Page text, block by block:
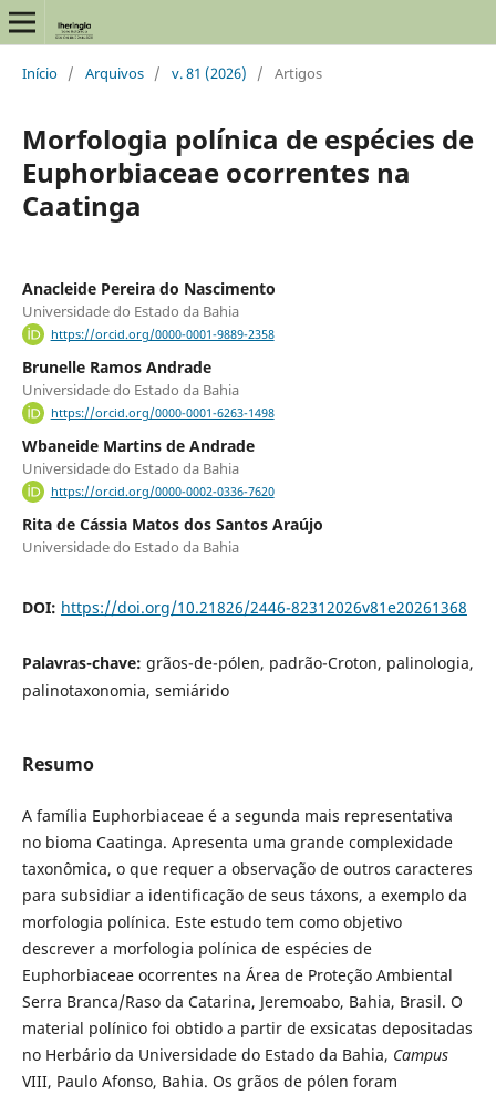
Início / Arquivos / v. 81 (2026) / Artigos
Morfologia polínica de espécies de
Euphorbiaceae ocorrentes na
Caatinga
Anacleide Pereira do Nascimento
Universidade do Estado da Bahia
https://orcid.org/0000-0001-9889-2358
Brunelle Ramos Andrade
Universidade do Estado da Bahia
https://orcid.org/0000-0001-6263-1498
Wbaneide Martins de Andrade
Universidade do Estado da Bahia
https://orcid.org/0000-0002-0336-7620
Rita de Cássia Matos dos Santos Araújo
Universidade do Estado da Bahia
DOI: https://doi.org/10.21826/2446-82312026v81e20261368
Palavras-chave: grãos-de-pólen, padrão-Croton, palinologia,
palinotaxonomia, semiárido
Resumo
A família Euphorbiaceae é a segunda mais representativa
no bioma Caatinga. Apresenta uma grande complexidade
taxonômica, o que requer a observação de outros caracteres
para subsidiar a identificação de seus táxons, a exemplo da
morfologia polínica. Este estudo tem como objetivo
descrever a morfologia polínica de espécies de
Euphorbiaceae ocorrentes na Área de Proteção Ambiental
Serra Branca/Raso da Catarina, Jeremoabo, Bahia, Brasil. O
material polínico foi obtido a partir de exsicatas depositadas
no Herbário da Universidade do Estado da Bahia, Campus
VIII, Paulo Afonso, Bahia. Os grãos de pólen foram